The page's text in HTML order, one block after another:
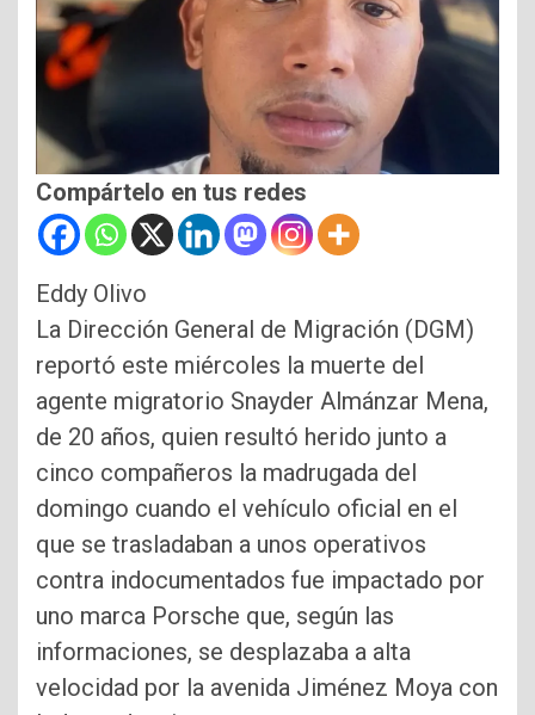
Compártelo en tus redes
Eddy Olivo
La Dirección General de Migración (DGM)
reportó este miércoles la muerte del
agente migratorio Snayder Almánzar Mena,
de 20 años, quien resultó herido junto a
cinco compañeros la madrugada del
domingo cuando el vehículo oficial en el
que se trasladaban a unos operativos
contra indocumentados fue impactado por
uno marca Porsche que, según las
informaciones, se desplazaba a alta
velocidad por la avenida Jiménez Moya con